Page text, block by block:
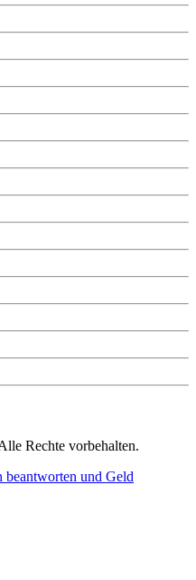
Rechte vorbehalten.